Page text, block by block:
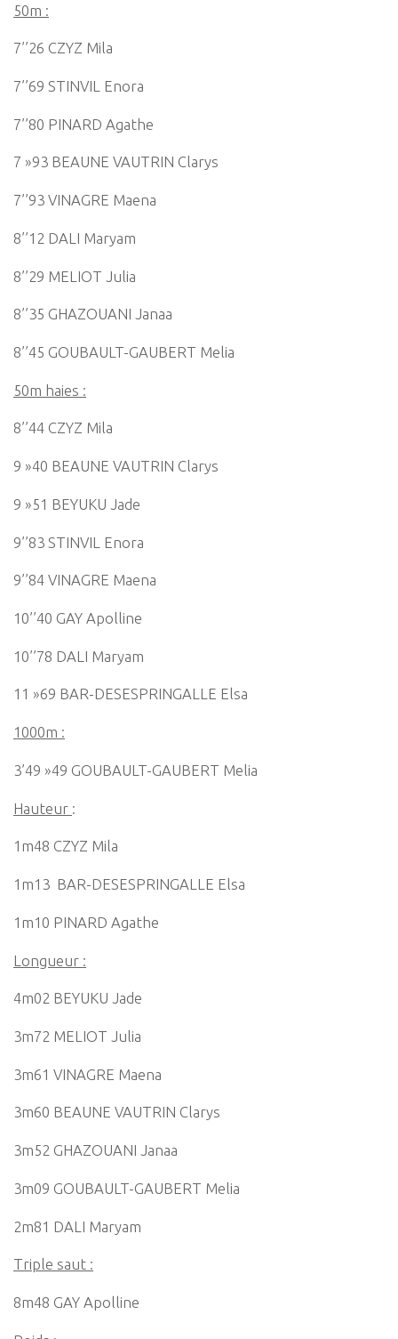
50m :
7’’26 CZYZ Mila
7’’69 STINVIL Enora
7’’80 PINARD Agathe
7 »93 BEAUNE VAUTRIN Clarys
7’’93 VINAGRE Maena
8’’12 DALI Maryam
8’’29 MELIOT Julia
8’’35 GHAZOUANI Janaa
8’’45 GOUBAULT-GAUBERT Melia
50m haies :
8’’44 CZYZ Mila
9 »40 BEAUNE VAUTRIN Clarys
9 »51 BEYUKU Jade
9’’83 STINVIL Enora
9’’84 VINAGRE Maena
10’’40 GAY Apolline
10’’78 DALI Maryam
11 »69 BAR-DESESPRINGALLE Elsa
1000m :
3’49 »49 GOUBAULT-GAUBERT Melia
Hauteur :
1m48 CZYZ Mila
1m13 BAR-DESESPRINGALLE Elsa
1m10 PINARD Agathe
Longueur :
4m02 BEYUKU Jade
3m72 MELIOT Julia
3m61 VINAGRE Maena
3m60 BEAUNE VAUTRIN Clarys
3m52 GHAZOUANI Janaa
3m09 GOUBAULT-GAUBERT Melia
2m81 DALI Maryam
Triple saut :
8m48 GAY Apolline